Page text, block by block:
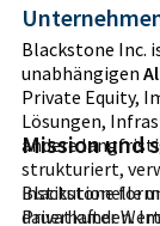
Blackstone Inc.
unabhängigen
Private Equity,
Lösungen,
andere
strukturiert,
institutionelle
Privatkunden.
Mission und
Blackstone
dauerhafter